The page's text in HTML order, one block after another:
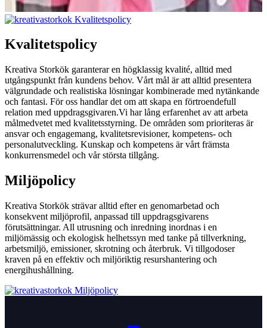
Kvalitetspolicy
Kreativa Storkök garanterar en högklassig kvalité, alltid med
utgångspunkt från kundens behov. Vårt mål är att alltid presentera
välgrundade och realistiska lösningar kombinerade med nytänkande
och fantasi. För oss handlar det om att skapa en förtroendefull
relation med uppdragsgivaren.Vi har lång erfarenhet av att arbeta
målmedvetet med kvalitetsstyrning. De områden som prioriteras är
ansvar och engagemang, kvalitetsrevisioner, kompetens- och
personalutveckling. Kunskap och kompetens är vårt främsta
konkurrensmedel och vår största tillgång.
Miljöpolicy
Kreativa Storkök strävar alltid efter en genomarbetad och
konsekvent miljöprofil, anpassad till uppdragsgivarens
förutsättningar. All utrusning och inredning inordnas i en
miljömässig och ekologisk helhetssyn med tanke på tillverkning,
arbetsmiljö, emissioner, skrotning och återbruk. Vi tillgodoser
kraven på en effektiv och miljöriktig resurshantering och
energihushållning.